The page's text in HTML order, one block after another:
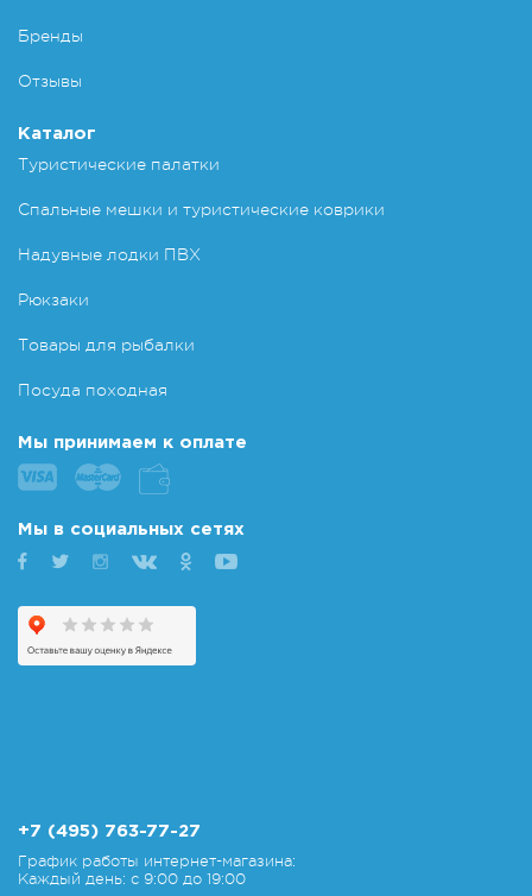
Бренды
Отзывы
Каталог
Туристические палатки
Спальные мешки и туристические коврики
Надувные лодки ПВХ
Рюкзаки
Товары для рыбалки
Посуда походная
Мы принимаем к оплате
Мы в социальных сетях
+7 (495) 763-77-27
График работы интернет-магазина:
Каждый день: с 9:00 до 19:00